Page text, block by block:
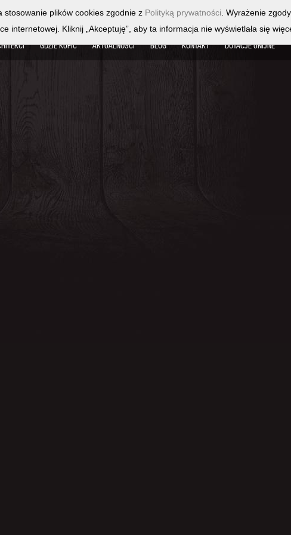
GDZIE KUPIĆ AKTUALNOŚCI BLOG KONTAKT DOTACJE UNIJNE
stosowanie plików cookies zgodnie z Polityką prywatności . Wyrażenie
Kliknij „Akceptuję”, aby ta informacja nie wyświetlała się